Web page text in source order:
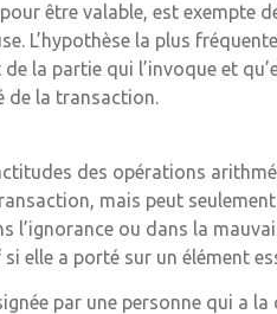
être valable, est exempte
L’hypothèse la plus
la partie qui l’invoque et
de la transaction.
des opérations
mais peut
ou dans la
elle a porté sur un élément
par une personne qui a la